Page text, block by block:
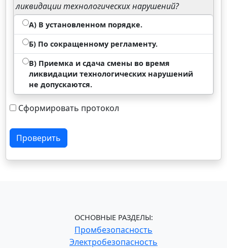
ликвидации технологических нарушений?
А) В установленном порядке.
Б) По сокращенному регламенту.
В) Приемка и сдача смены во время
ликвидации технологических нарушений
не допускаются.
Сформировать протокол
Проверить
ОСНОВНЫЕ РАЗДЕЛЫ:
Промбезопасность
Электробезопасность